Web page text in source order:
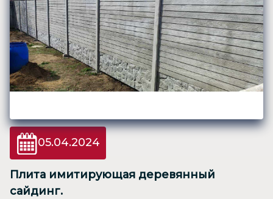
05.04.2024
Плита имитирующая деревянный
сайдинг.